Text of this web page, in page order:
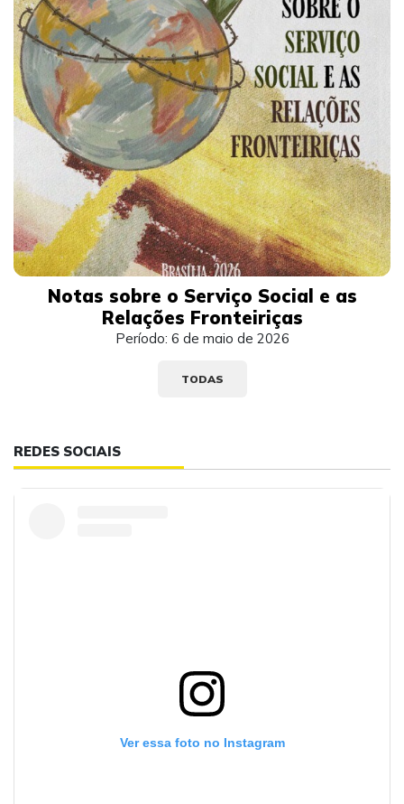
Notas sobre o Serviço Social e as
Relações Fronteiriças
Período: 6 de maio de 2026
TODAS
REDES SOCIAIS
Ver essa foto no Instagram